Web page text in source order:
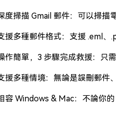
度掃描 Gmail 郵件：可以掃描
援多種郵件格式：支援 .eml、
作簡單，3 步驟完成救援：只
援多種情境：無論是誤刪郵件
容 Windows & Mac：不論你的